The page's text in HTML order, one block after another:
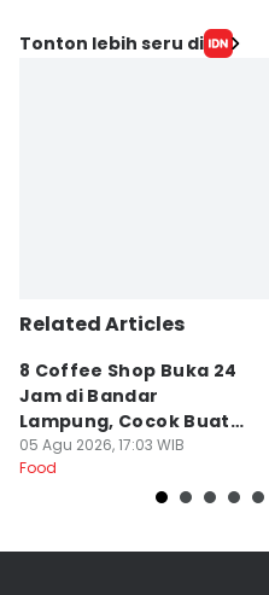
Editor
Tonton lebih seru di
Related Articles
8 Coffee Shop Buka 24
Jam di Bandar
Lampung, Cocok Buat
Begadang
05 Agu 2026, 17:03 WIB
Food